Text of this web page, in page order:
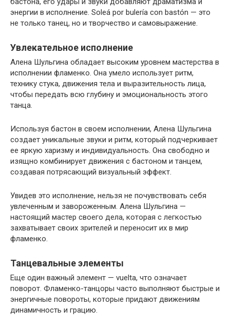
энергии в исполнение. Soleá por bulería con bastón — это
не только танец, но и творчество и самовыражение.
Увлекательное исполнение
Алена Шульгина обладает высоким уровнем мастерства в
исполнении фламенко. Она умело использует ритм,
технику стука, движения тела и выразительность лица,
чтобы передать всю глубину и эмоциональность этого
танца.
Используя бастон в своем исполнении, Алена Шульгина
создает уникальные звуки и ритм, который подчеркивает
ее яркую харизму и индивидуальность. Она свободно и
изящно комбинирует движения с бастоном и танцем,
создавая потрясающий визуальный эффект.
Увидев это исполнение, нельзя не почувствовать себя
увлеченным и завороженным. Алена Шульгина —
настоящий мастер своего дела, которая с легкостью
захватывает своих зрителей и переносит их в мир
фламенко.
Танцевальные элементы
Еще один важный элемент — vuelta, что означает
поворот. Фламенко-танцоры часто выполняют быстрые и
энергичные повороты, которые придают движениям
динамичность и грацию.